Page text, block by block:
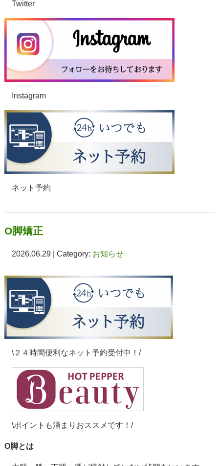
Twitter
Instagram
ネット予約
O脚矯正
2026.06.29 | Category: お知らせ
\２４時間便利なネット予約受付中！/
\ポイントも溜まりおススメです！/
O脚とは